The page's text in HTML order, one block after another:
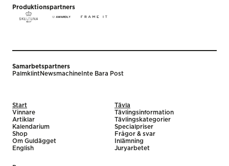
Produktionspartners
Samarbetspartners
PalmklintNewsmachine Inte Bara Post
Start
Vinnare
Artiklar
Kalendarium
Shop
Om Guldägget
English
Tävla
Tävlingsinformation
Tävlingskategorier
Specialpriser
Frågor & svar
Inlämning
Juryarbetet